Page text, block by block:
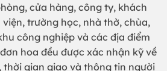
cửa hàng, công ty, khách
trường học, nhà thờ, chùa,
công nghiệp và các địa điểm
hoa đều được xác nhận kỹ về
thời gian giao và thông tin người